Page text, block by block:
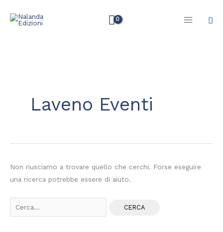
Laveno Eventi
Non riusciamo a trovare quello che cerchi. Forse eseguire
una ricerca potrebbe essere di aiuto.